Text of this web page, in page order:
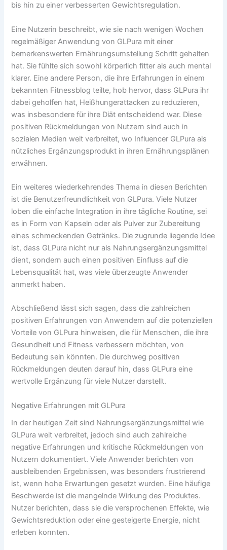
bis hin zu einer verbesserten Gewichtsregulation.
Eine Nutzerin beschreibt, wie sie nach wenigen Wochen
regelmäßiger Anwendung von GLPura mit einer
bemerkenswerten Ernährungsumstellung Schritt gehalten
hat. Sie fühlte sich sowohl körperlich fitter als auch mental
klarer. Eine andere Person, die ihre Erfahrungen in einem
bekannten Fitnessblog teilte, hob hervor, dass GLPura ihr
dabei geholfen hat, Heißhungerattacken zu reduzieren,
was insbesondere für ihre Diät entscheidend war. Diese
positiven Rückmeldungen von Nutzern sind auch in
sozialen Medien weit verbreitet, wo Influencer GLPura als
nützliches Ergänzungsprodukt in ihren Ernährungsplänen
erwähnen.
Ein weiteres wiederkehrendes Thema in diesen Berichten
ist die Benutzerfreundlichkeit von GLPura. Viele Nutzer
loben die einfache Integration in ihre tägliche Routine, sei
es in Form von Kapseln oder als Pulver zur Zubereitung
eines schmeckenden Getränks. Die zugrunde liegende Idee
ist, dass GLPura nicht nur als Nahrungsergänzungsmittel
dient, sondern auch einen positiven Einfluss auf die
Lebensqualität hat, was viele überzeugte Anwender
anmerkt haben.
Abschließend lässt sich sagen, dass die zahlreichen
positiven Erfahrungen von Anwendern auf die potenziellen
Vorteile von GLPura hinweisen, die für Menschen, die ihre
Gesundheit und Fitness verbessern möchten, von
Bedeutung sein könnten. Die durchweg positiven
Rückmeldungen deuten darauf hin, dass GLPura eine
wertvolle Ergänzung für viele Nutzer darstellt.
Negative Erfahrungen mit GLPura
In der heutigen Zeit sind Nahrungsergänzungsmittel wie
GLPura weit verbreitet, jedoch sind auch zahlreiche
negative Erfahrungen und kritische Rückmeldungen von
Nutzern dokumentiert. Viele Anwender berichten von
ausbleibenden Ergebnissen, was besonders frustrierend
ist, wenn hohe Erwartungen gesetzt wurden. Eine häufige
Beschwerde ist die mangelnde Wirkung des Produktes.
Nutzer berichten, dass sie die versprochenen Effekte, wie
Gewichtsreduktion oder eine gesteigerte Energie, nicht
erleben konnten.